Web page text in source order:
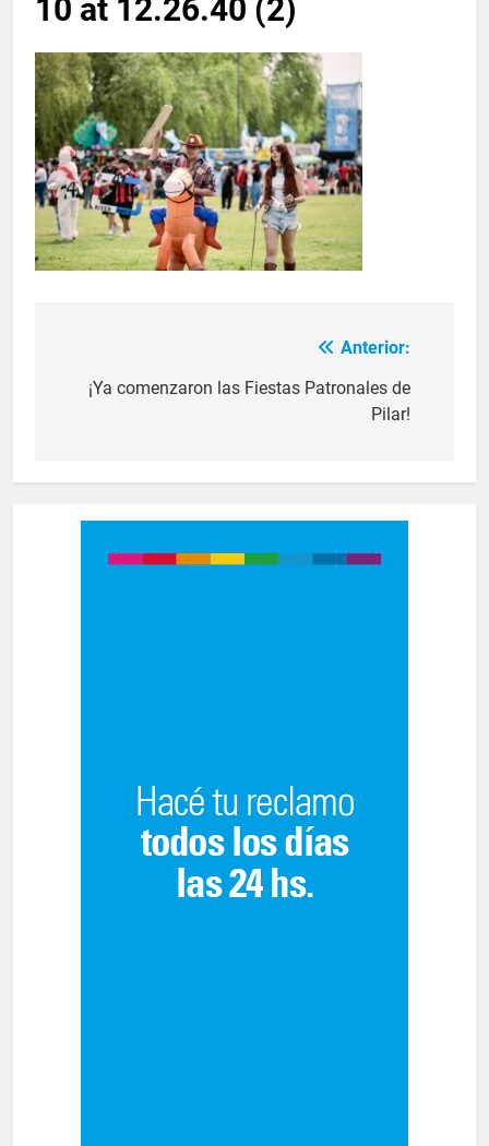
10 at 12.26.40 (2)
Anterior:
¡Ya comenzaron las Fiestas Patronales de
Pilar!